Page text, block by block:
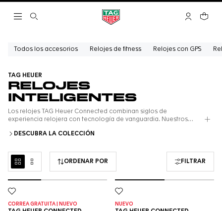
Abrir el menú de búsqueda Cuenta Mi
Su